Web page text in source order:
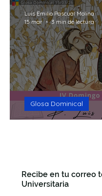
15mins Break God
Seguro que te
La ceguera
Glosa Dominical
Luis Emilio Pascual Molina
15 mar
3 min de lectura
Recibe en tu correo
Universitaria